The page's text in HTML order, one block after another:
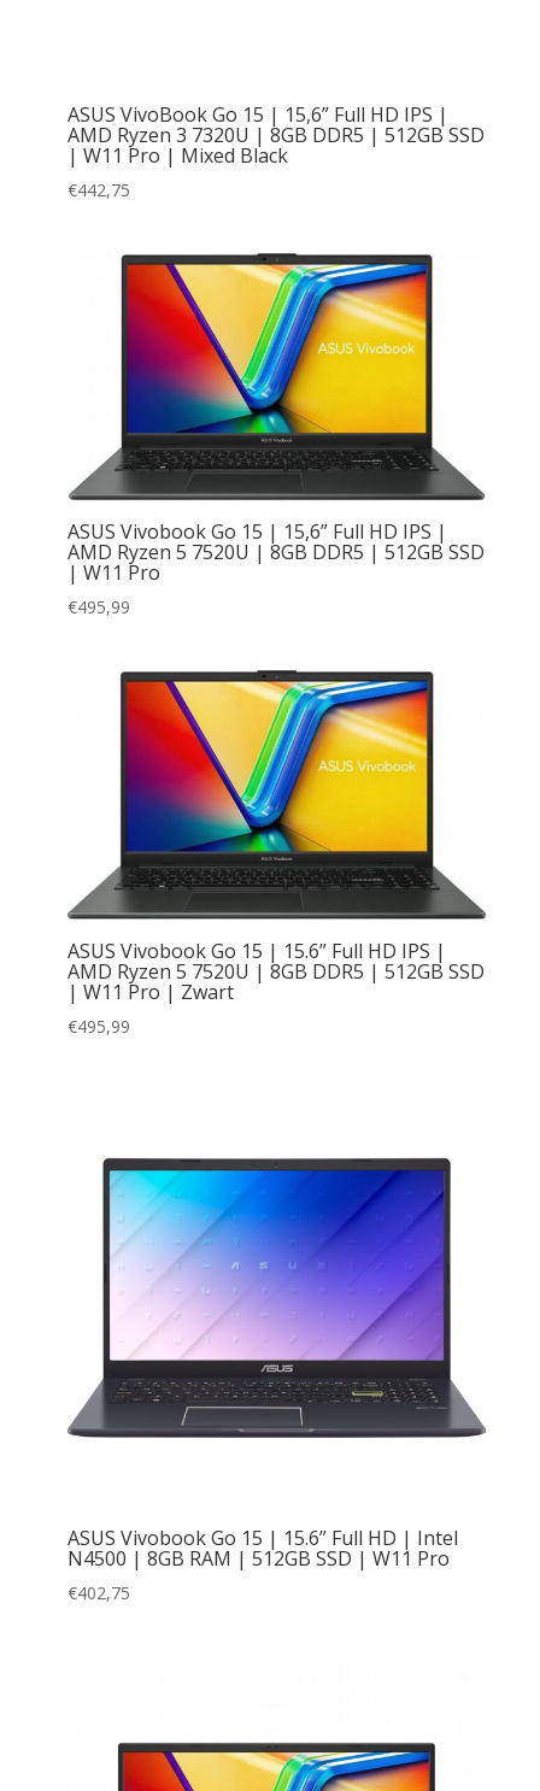
ASUS VivoBook Go 15 | 15,6” Full HD IPS |
AMD Ryzen 3 7320U | 8GB DDR5 | 512GB SSD
| W11 Pro | Mixed Black
€442,75
ASUS Vivobook Go 15 | 15,6” Full HD IPS |
AMD Ryzen 5 7520U | 8GB DDR5 | 512GB SSD
| W11 Pro
€495,99
ASUS Vivobook Go 15 | 15.6” Full HD IPS |
AMD Ryzen 5 7520U | 8GB DDR5 | 512GB SSD
| W11 Pro | Zwart
€495,99
ASUS Vivobook Go 15 | 15.6” Full HD | Intel
N4500 | 8GB RAM | 512GB SSD | W11 Pro
€402,75